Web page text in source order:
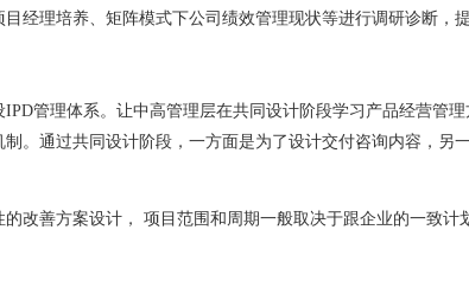
经理培养、矩阵模式下公司绩效管理现状等进行调研诊断，
管理体系。让中高管理层在共同设计阶段学习产品经营管
。通过共同设计阶段，一方面是为了设计交付咨询内容，另
善方案设计， 项目范围和周期一般取决于跟企业的一致计